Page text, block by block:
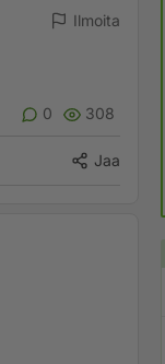
Ilmoita
0 308
Jaa